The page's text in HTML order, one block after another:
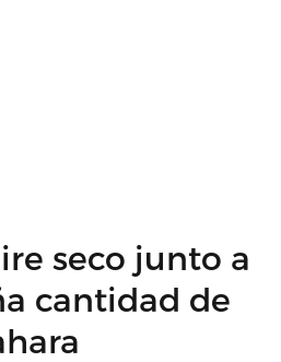
seco junto a
cantidad de